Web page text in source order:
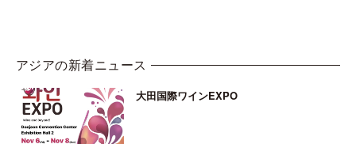
アジアの新着ニュース
大田国際ワインEXPO